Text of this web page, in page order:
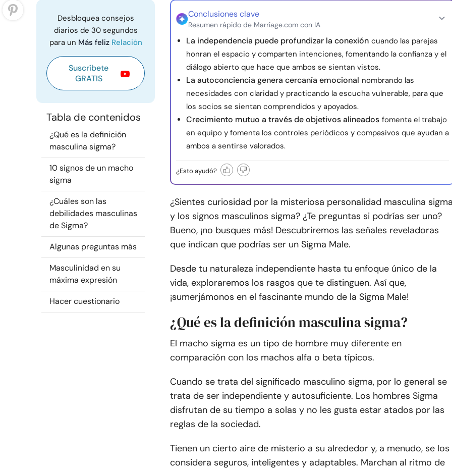
Desbloquea consejos
diarios de 30 segundos
para un Más feliz Relación
Suscríbete
GRATIS
Tabla de contenidos
¿Qué es la definición
masculina sigma?
10 signos de un macho
sigma
¿Cuáles son las
debilidades masculinas
de Sigma?
Algunas preguntas más
Masculinidad en su
máxima expresión
Hacer cuestionario
Conclusiones clave
Resumen rápido de Marriage.com con IA
La independencia puede profundizar la conexión cuando las parejas
honran el espacio y comparten intenciones, fomentando la confianza y el
diálogo abierto que hace que ambos se sientan vistos.
La autoconciencia genera cercanía emocional nombrando las
necesidades con claridad y practicando la escucha vulnerable, para que
los socios se sientan comprendidos y apoyados.
Crecimiento mutuo a través de objetivos alineados fomenta el trabajo
en equipo y fomenta los controles periódicos y compasivos que ayudan a
ambos a sentirse valorados.
¿Esto ayudó?
¿Sientes curiosidad por la misteriosa personalidad masculina
y los signos masculinos sigma? ¿Te preguntas si podrías ser uno?
Bueno, ¡no busques más! Descubriremos las señales reveladoras
que indican que podrías ser un Sigma Male.
Desde tu naturaleza independiente hasta tu enfoque único de la
vida, exploraremos los rasgos que te distinguen. Así que,
¡sumerjámonos en el fascinante mundo de la Sigma Male!
¿Qué es la definición masculina sigma?
El macho sigma es un tipo de hombre muy diferente en
comparación con los machos alfa o beta típicos.
Cuando se trata del significado masculino sigma, por lo general se
trata de ser independiente y autosuficiente. Los hombres Sigma
disfrutan de su tiempo a solas y no les gusta estar atados por las
reglas de la sociedad.
Tienen un cierto aire de misterio a su alrededor y, a menudo, se los
considera seguros, inteligentes y adaptables. Marchan al ritmo de